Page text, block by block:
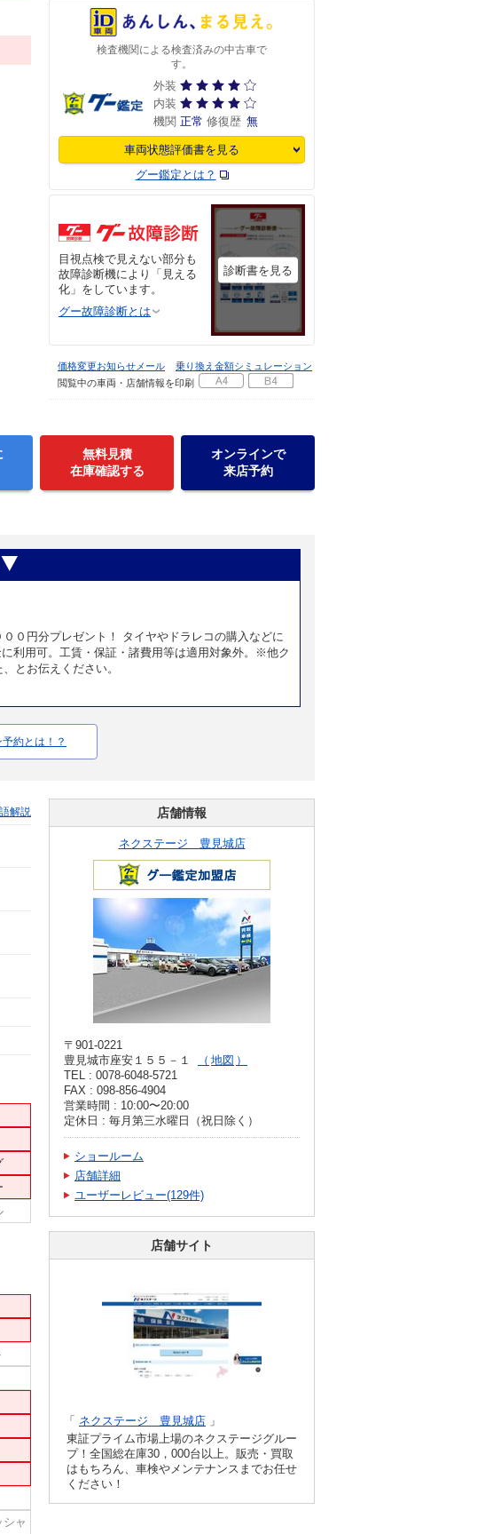
検査機関による検査済みの中古車で
す。
外装
内装
機関 正常 修復歴 無
車両状態評価書を見る
グー鑑定とは？
目視点検で見えない部分も
故障診断機により「見える
化」をしています。
グー故障診断とは
診断書を見る
価格変更お知らせメール
乗り換え金額シミュレーション
閲覧中の車両・店舗情報を印刷
無料見積
在庫確認する
オンラインで
来店予約
０円分プレゼント！ タイヤやドラレコの購入などに
利用可。工賃・保証・諸費用等は適用対象外。※他ク
とお伝えください。
約とは！？
解説
ャ
店舗情報
ネクステージ 豊見城店
〒901-0221
豊見城市座安１５５－１
地図
TEL : 0078-6048-5721
FAX : 098-856-4904
営業時間 : 10:00〜20:00
定休日 : 毎月第三水曜日（祝日除く）
ショールーム
店舗詳細
ユーザーレビュー(129件)
店舗サイト
「 ネクステージ 豊見城店 」
東証プライム市場上場のネクステージグルー
プ！全国総在庫30，000台以上。販売・買取
はもちろん、車検やメンテナンスまでお任せ
ください！